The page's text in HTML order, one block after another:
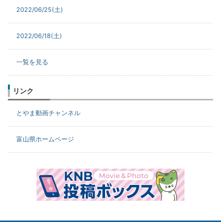
2022/06/25(土)
2022/06/18(土)
一覧を見る
リンク
とやま動画チャンネル
富山県ホームページ